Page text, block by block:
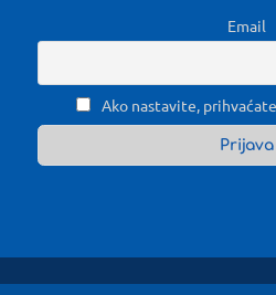
Email
Ako nastavite,